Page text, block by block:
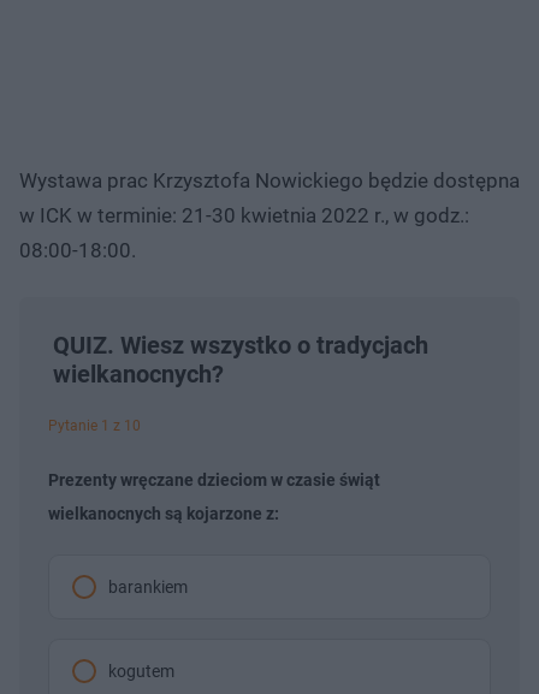
Wystawa prac Krzysztofa Nowickiego będzie dostępna
w ICK w terminie: 21-30 kwietnia 2022 r., w godz.:
08:00-18:00.
QUIZ. Wiesz wszystko o tradycjach
wielkanocnych?
Pytanie 1 z 10
Prezenty wręczane dzieciom w czasie świąt
wielkanocnych są kojarzone z:
barankiem
kogutem